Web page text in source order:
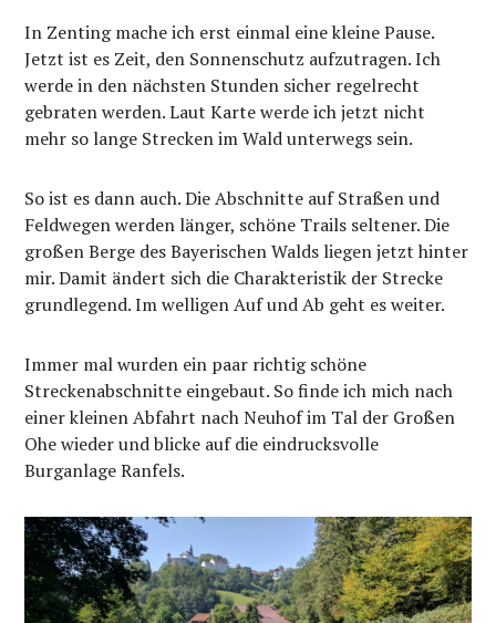
In Zenting mache ich erst einmal eine kleine Pause.
Jetzt ist es Zeit, den Sonnenschutz aufzutragen. Ich
werde in den nächsten Stunden sicher regelrecht
gebraten werden. Laut Karte werde ich jetzt nicht
mehr so lange Strecken im Wald unterwegs sein.
So ist es dann auch. Die Abschnitte auf Straßen und
Feldwegen werden länger, schöne Trails seltener. Die
großen Berge des Bayerischen Walds liegen jetzt hinter
mir. Damit ändert sich die Charakteristik der Strecke
grundlegend. Im welligen Auf und Ab geht es weiter.
Immer mal wurden ein paar richtig schöne
Streckenabschnitte eingebaut. So finde ich mich nach
einer kleinen Abfahrt nach Neuhof im Tal der Großen
Ohe wieder und blicke auf die eindrucksvolle
Burganlage Ranfels.